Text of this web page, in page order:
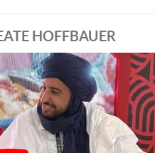
HOFFBAUER